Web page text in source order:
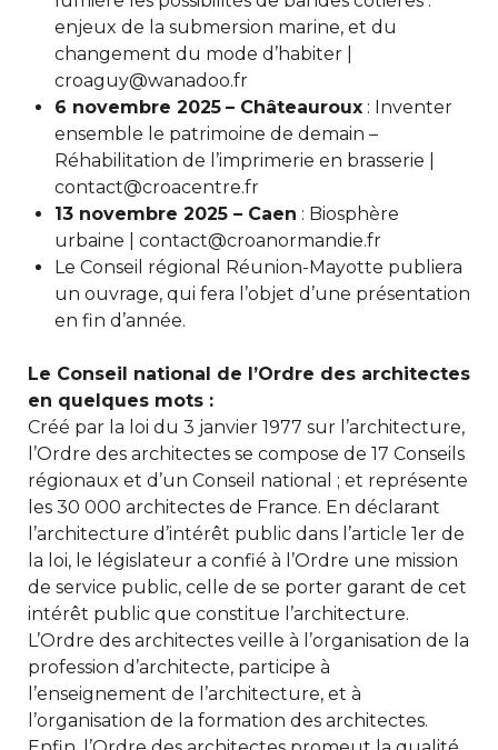
enjeux de la submersion marine, et du
changement du mode d’habiter |
croaguy@wanadoo.fr
6 novembre 2025 – Châteauroux : Inventer
ensemble le patrimoine de demain –
Réhabilitation de l’imprimerie en brasserie |
contact@croacentre.fr
13 novembre 2025 – Caen : Biosphère
urbaine | contact@croanormandie.fr
Le Conseil régional Réunion-Mayotte publiera
un ouvrage, qui fera l’objet d’une présentation
en fin d’année.
Le Conseil national de l’Ordre des architectes
en quelques mots :
Créé par la loi du 3 janvier 1977 sur l’architecture,
l’Ordre des architectes se compose de 17 Conseils
régionaux et d’un Conseil national ; et représente
les 30 000 architectes de France. En déclarant
l’architecture d’intérêt public dans l’article 1er de
la loi, le législateur a confié à l’Ordre une mission
de service public, celle de se porter garant de cet
intérêt public que constitue l’architecture.
L’Ordre des architectes veille à l’organisation de la
profession d’architecte, participe à
l’enseignement de l’architecture, et à
l’organisation de la formation des architectes.